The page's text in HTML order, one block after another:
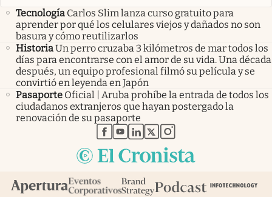
Tecnología Carlos Slim lanza curso gratuito para
aprender por qué los celulares viejos y dañados no son
basura y cómo reutilizarlos
HistoriaUn perro cruzaba 3 kilómetros de mar todos los
días para encontrarse con el amor de su vida. Una década
después, un equipo profesional filmó su película y se
convirtió en leyenda en Japón
Pasaporte Oficial | Aruba prohíbe la entrada de todos los
ciudadanos extranjeros que hayan postergado la
renovación de su pasaporte
abre en nueva pestaña
abre en nueva pestaña
abre en nueva pestaña
abre en nueva pestaña
abre en nueva pestaña